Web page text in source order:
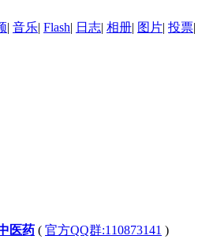
| 音乐| Flash| 日志| 相册| 图片| 投票|
医药 ( 官方QQ群:110873141 )